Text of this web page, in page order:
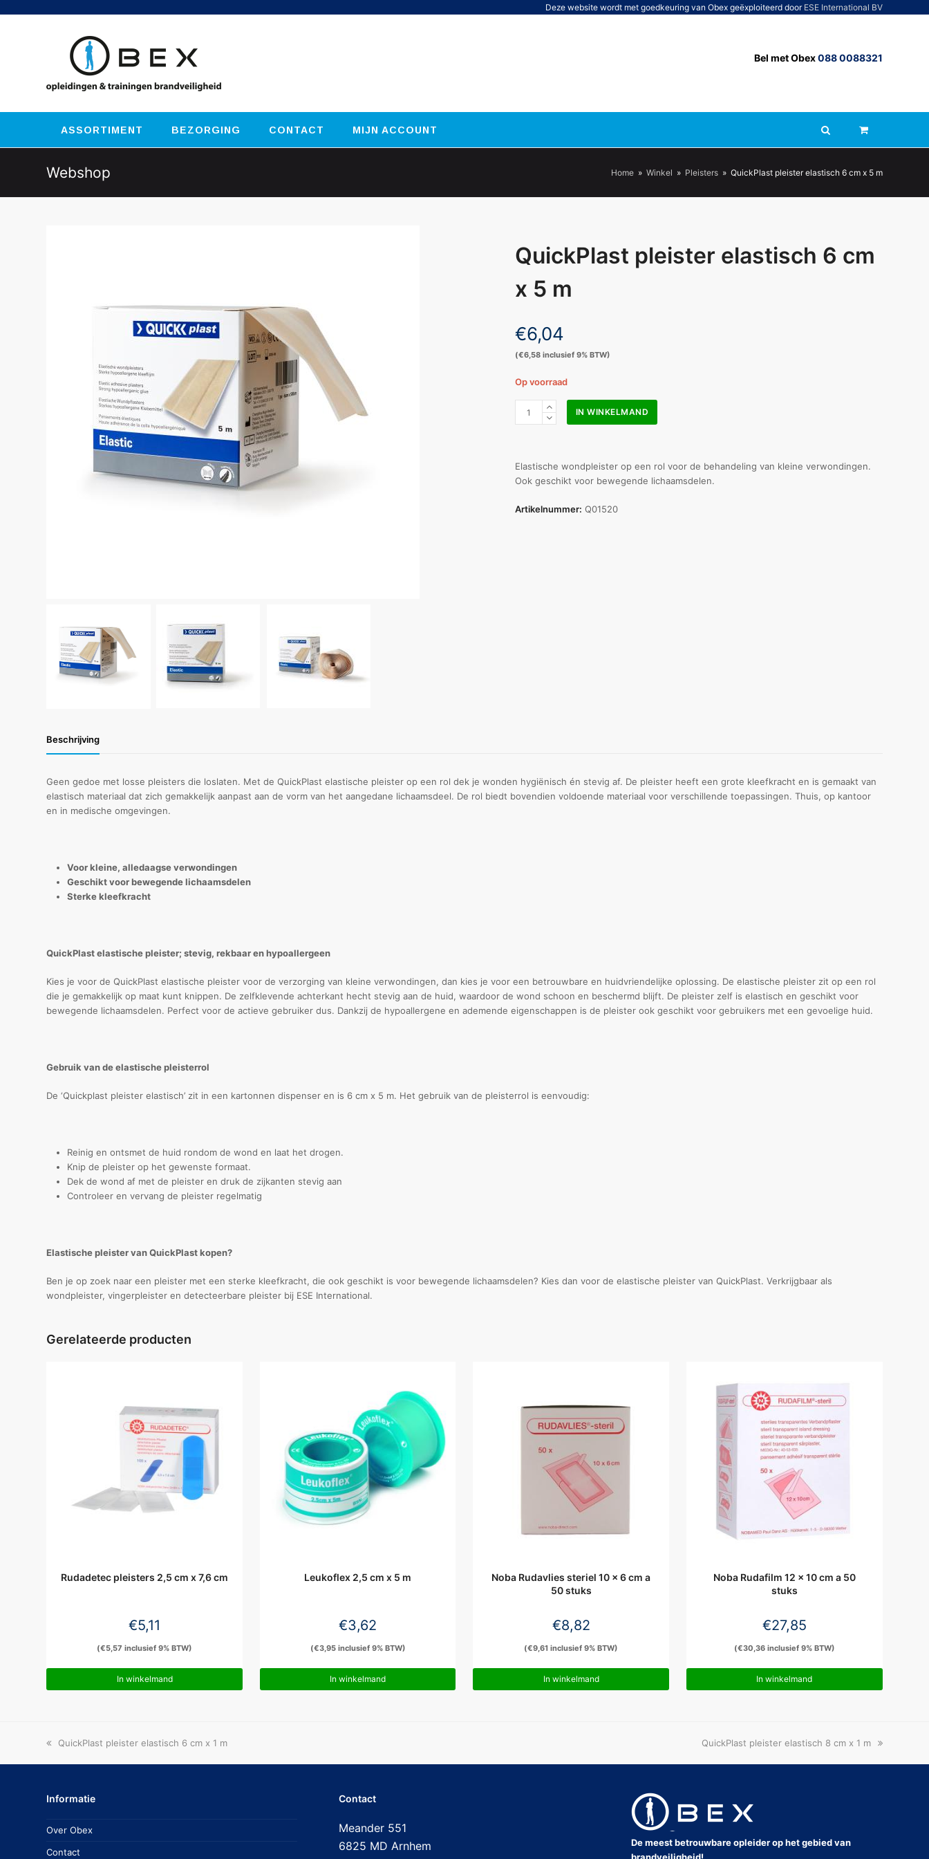
Deze website wordt met goedkeuring van Obex geëxploiteerd door ESE International BV
Bel met Obex088 0088321
ASSORTIMENT BEZORGING CONTACT MIJN ACCOUNT
Webshop Home » Winkel » Pleisters » QuickPlast pleister elastisch 6 cm x 5 m
QuickPlast pleister elastisch 6 cm
x 5 m
€6,04
(€6,58inclusief 9% BTW)
Op voorraad
QuickPlast
cm
x
m
IN WINKELMAND
Elastische wondpleister op een rol voor de behandeling van kleine verwondingen.
Ook geschikt voor bewegende lichaamsdelen.
Artikelnummer: Q01520
Beschrijving
Geen gedoe met losse pleisters die loslaten. Met de QuickPlast elastische pleister op een rol dek je wonden hygiënisch én stevig af. De pleister heeft een grote kleefkracht en is gemaakt van
elastisch materiaal dat zich gemakkelijk aanpast aan de vorm van het aangedane lichaamsdeel. De rol biedt bovendien voldoende materiaal voor verschillende toepassingen. Thuis, op kantoor
en in medische omgevingen.
Voor kleine, alledaagse verwondingen
Geschikt voor bewegende lichaamsdelen
Sterke kleefkracht
QuickPlast elastische pleister; stevig, rekbaar en hypoallergeen
Kies je voor de QuickPlast elastische pleister voor de verzorging van kleine verwondingen, dan kies je voor een betrouwbare en huidvriendelijke oplossing. De elastische pleister zit op een rol
die je gemakkelijk op maat kunt knippen. De zelfklevende achterkant hecht stevig aan de huid, waardoor de wond schoon en beschermd blijft. De pleister zelf is elastisch en geschikt voor
bewegende lichaamsdelen. Perfect voor de actieve gebruiker dus. Dankzij de hypoallergene en ademende eigenschappen is de pleister ook geschikt voor gebruikers met een gevoelige huid.
Gebruik van de elastische pleisterrol
De ‘Quickplast pleister elastisch’ zit in een kartonnen dispenser en is 6 cm x 5 m. Het gebruik van de pleisterrol is eenvoudig:
Reinig en ontsmet de huid rondom de wond en laat het drogen.
Knip de pleister op het gewenste formaat.
Dek de wond af met de pleister en druk de zijkanten stevig aan
Controleer en vervang de pleister regelmatig
Elastische pleister van QuickPlast kopen?
Ben je op zoek naar een pleister met een sterke kleefkracht, die ook geschikt is voor bewegende lichaamsdelen? Kies dan voor de elastische pleister van QuickPlast. Verkrijgbaar als
wondpleister, vingerpleister en detecteerbare pleister bij ESE International.
Gerelateerde producten
Rudadetec pleisters 2,5 cm x 7,6 cm
€5,11
(€5,57 inclusief 9% BTW)
In winkelmand
Leukoflex 2,5 cm x 5 m
€3,62
(€3,95inclusief 9% BTW)
In winkelmand
Noba Rudavlies steriel 10 x 6 cm a
50 stuks
€8,82
(€9,61 inclusief 9% BTW)
In winkelmand
Noba Rudafilm 12 x 10 cm a 50
stuks
€27,85
(€30,36inclusief 9% BTW)
In winkelmand
previous
QuickPlast pleister elastisch 6 cm x 1 m
next
QuickPlast pleister elastisch 8 cm x 1 m
Informatie
Over Obex
Contact
Contact
Meander 551
6825 MD Arnhem
De meest betrouwbare opleider op het gebied van
brandveiligheid!